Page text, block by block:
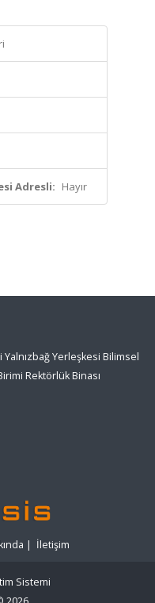
Adresli: Hayır
Yalnızbağ Yerleşkesi Bilimsel
Rektörlük Binası
| İletişim
Sistemi